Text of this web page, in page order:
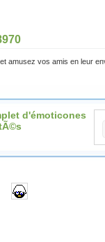
amusez vos amis en leur
d'émoticones